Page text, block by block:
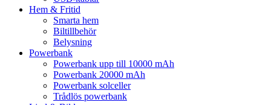
Hem & Fritid
Smarta hem
Biltillbehör
Belysning
Powerbank
Powerbank upp till 10000 mAh
Powerbank 20000 mAh
Powerbank solceller
Trådlös powerbank